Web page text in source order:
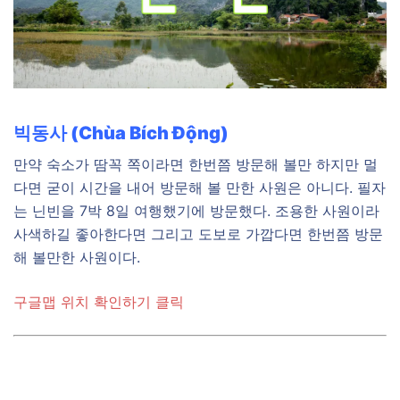
빅동사 (Chùa Bích Động)
만약 숙소가 땀꼭 쪽이라면 한번쯤 방문해 볼만 하지만 멀
다면 굳이 시간을 내어 방문해 볼 만한 사원은 아니다. 필자
는 닌빈을 7박 8일 여행했기에 방문했다. 조용한 사원이라
사색하길 좋아한다면 그리고 도보로 가깝다면 한번쯤 방문
해 볼만한 사원이다.
구글맵 위치 확인하기 클릭